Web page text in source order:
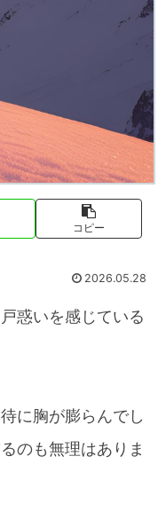
コピー
2026.05.28
惑いを感じている
に胸が膨らんでし
のも無理はありま